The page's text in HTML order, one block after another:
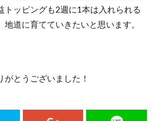
トッピングも2週に1本は入れられる
道に育てていきたいと思います。
とうございました！